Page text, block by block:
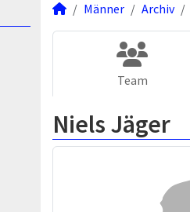
Männer Archiv
Team
Niels Jäger